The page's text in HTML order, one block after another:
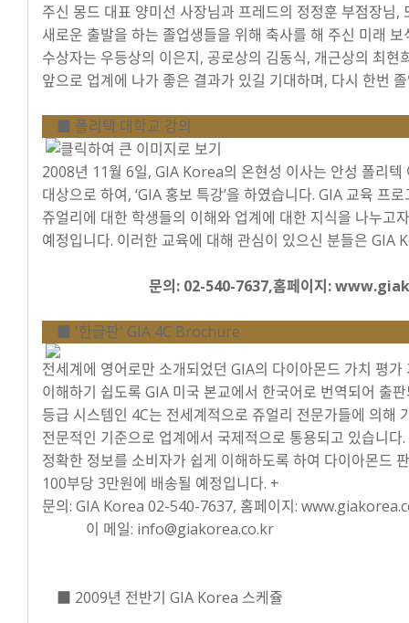
주신 몽드 대표 양미선 사장님과 프레드의 정정훈 부점장님
새로운 출발을 하는 졸업생들을 위해 축사를 해 주신 미래
수상자는 우등상의 이은지, 공로상의 김동식, 개근상의 최
앞으로 업계에 나가 좋은 결과가 있길 기대하며, 다시 한번
■ 폴리택 대학교 강의
2008년 11월 6일, GIA Korea의 온현성 이사는 안성 폴리
대상으로 하여, ‘GIA 홍보 특강’을 하였습니다. GIA 교육 프
쥬얼리에 대한 학생들의 이해와 업계에 대한 지식을 나누
예정입니다. 이러한 교육에 대해 관심이 있으신 분들은 GIA
문의: 02-540-7637,홈페이지:
■ '한글판' GIA 4C Brochure
전세계에 영어로만 소개되었던 GIA의 다이아몬드 가치 평
이해하기 쉽도록 GIA 미국 본교에서 한국어로 번역되어 출
등급 시스템인 4C는 전세계적으로 쥬얼리 전문가들에 의해
전문적인 기준으로 업계에서 국제적으로 통용되고 있습니
정확한 정보를 소비자가 쉽게 이해하도록 하여 다이아몬드
100부당 3만원에 배송될 예정입니다. +
문의: GIA Korea 02-540-7637, 홈페이지:
이 메일: info@giakorea.co.kr
■ 2009년 전반기 GIA Korea 스케쥴